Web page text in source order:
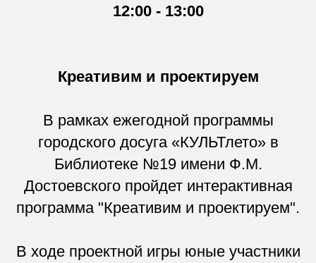
12:00 - 13:00
Креативим и проектируем
В рамках ежегодной программы
городского досуга «КУЛЬТлето» в
Библиотеке №19 имени Ф.М.
Достоевского пройдет интерактивная
программа "Креативим и проектируем".
В ходе проектной игры юные участники